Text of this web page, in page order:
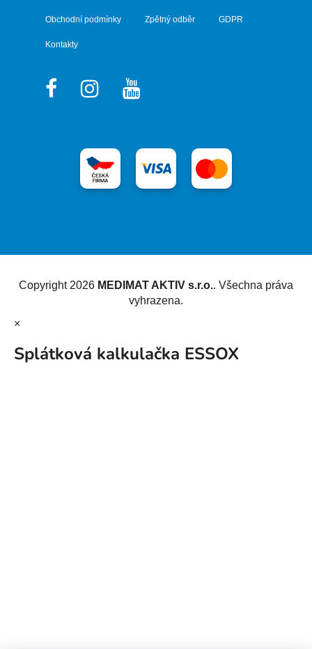
Obchodní podmínky Zpětný odběr GDPR
Kontakty
Copyright 2026 MEDIMAT AKTIV s.r.o.. Všechna práva
vyhrazena.
×
Splátková kalkulačka ESSOX